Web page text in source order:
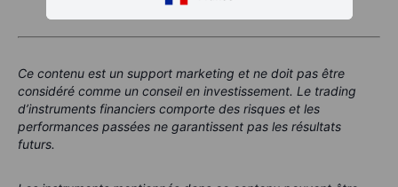
Ce contenu est un support marketing et ne doit pas être
considéré comme un conseil en investissement. Le trading
d’instruments financiers comporte des risques et les
performances passées ne garantissent pas les résultats
futurs.